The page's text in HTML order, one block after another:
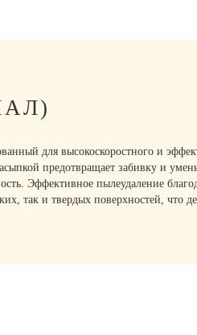
для высокоскоростного и
предотвращает забивку и
Эффективное пылеудаление
так и твердых поверхностей, что